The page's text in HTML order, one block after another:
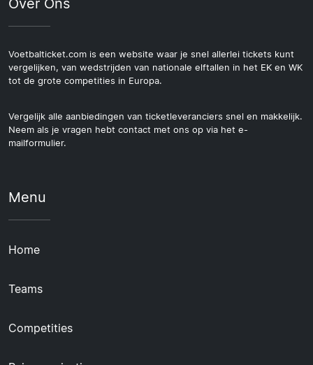
Voetbalticket.com is een website waar je snel allerlei tickets kunt
vergelijken, van wedstrijden van nationale elftallen in het EK en WK
tot de grote competities in Europa.
Vergelijk alle aanbiedingen van ticketleveranciers snel en makkelijk.
Neem als je vragen hebt contact met ons op via het e-
mailformulier.
Menu
Home
Teams
Competities